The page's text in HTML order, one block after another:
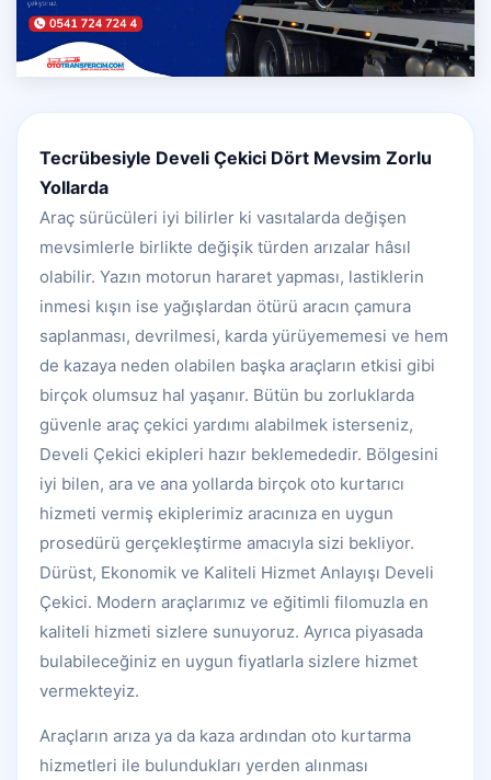
Tecrübesiyle Develi Çekici Dört Mevsim Zorlu
Yollarda
Araç sürücüleri iyi bilirler ki vasıtalarda değişen
mevsimlerle birlikte değişik türden arızalar hâsıl
olabilir. Yazın motorun hararet yapması, lastiklerin
inmesi kışın ise yağışlardan ötürü aracın çamura
saplanması, devrilmesi, karda yürüyememesi ve hem
de kazaya neden olabilen başka araçların etkisi gibi
birçok olumsuz hal yaşanır. Bütün bu zorluklarda
güvenle araç çekici yardımı alabilmek isterseniz,
Develi Çekici ekipleri hazır beklemededir. Bölgesini
iyi bilen, ara ve ana yollarda birçok oto kurtarıcı
hizmeti vermiş ekiplerimiz aracınıza en uygun
prosedürü gerçekleştirme amacıyla sizi bekliyor.
Dürüst, Ekonomik ve Kaliteli Hizmet Anlayışı Develi
Çekici. Modern araçlarımız ve eğitimli filomuzla en
kaliteli hizmeti sizlere sunuyoruz. Ayrıca piyasada
bulabileceğiniz en uygun fiyatlarla sizlere hizmet
vermekteyiz.
Araçların arıza ya da kaza ardından oto kurtarma
hizmetleri ile bulundukları yerden alınması